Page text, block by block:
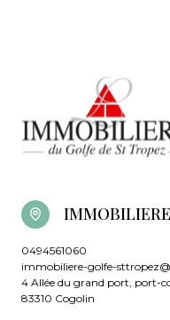
0494561060
immobiliere-golfe-
4 Allée du grand port, port-
83310 Cogolin